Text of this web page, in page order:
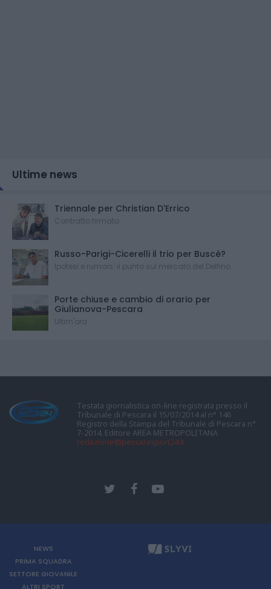
Ultime news
Triennale per Christian D'Errico
Contratto firmato
Russo-Parigi-Cicerelli il trio per Buscè?
Ipotesi e rumors: il punto sul mercato del Delfino
Porte chiuse e cambio di orario per
Giulianova-Pescara
Ultim'ora
Testata giornalistica on-line registrata presso il
Tribunale di Pescara il 15/07/2014 al n° 146
Registro della Stampa del Tribunale di Pescara n°
7-2014. Editore AREA METROPOLITANA
redazione@pescarasport24.it
NEWS
PRIMA SQUADRA
SETTORE GIOVANILE
ALTRI SPORT